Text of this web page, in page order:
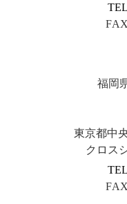
福岡
東京都中
クロス